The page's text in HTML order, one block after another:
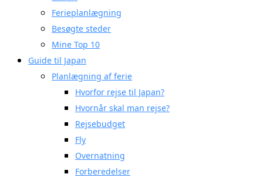
Ferieplanlægning
Besøgte steder
Mine Top 10
Guide til Japan
Planlægning af ferie
Hvorfor rejse til Japan?
Hvornår skal man rejse?
Rejsebudget
Fly
Overnatning
Forberedelser